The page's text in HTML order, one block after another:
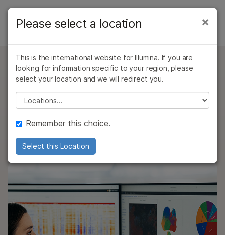
ラーニング
サポート
お気に入りの分野を選択
タイプ別
研究分野別
装置の互換性別
製品ライン別
すべての製品を見る
製品バンドル
概要
Illumina Connected Multiomics
DRAGEN二次解析
お問い合わせ
Partek Flowソフトウェア
マルチオミクスデータの解析と視覚化のための使いや
すい、バイオインフォマティクスソフトウェア。
Partek Flow software
データシート PDF 2 MB
×
Please select a location
This is the international website for Illumina. If you are
looking for information specific to your region, please
select your location and we will redirect you.
Please select a location
Remember this choice.
Select this Location
高いコンテンツへのリンクが表示されます:
×
がん研究
微生物研究
農学研究
複雑な疾患
臨床オンコロジー
生殖医学
遺伝性および希少疾